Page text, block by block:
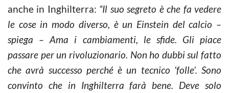
anche in Inghilterra: “Il suo segreto è che fa vedere
le cose in modo diverso, è un Einstein del calcio –
spiega – Ama i cambiamenti, le sfide. Gli piace
passare per un rivoluzionario. Non ho dubbi sul fatto
che avrà successo perché è un tecnico ‘folle’. Sono
convinto che in Inghilterra farà bene. Deve solo